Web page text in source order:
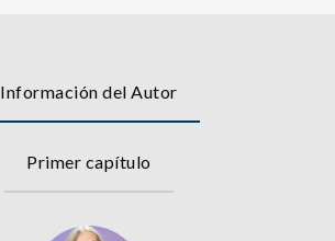
Información del Autor
Primer capítulo